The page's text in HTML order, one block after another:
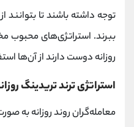
توجه داشته باشند تا
ببرند. استراتژی‌های محبوب
روزانه دوست دارند از آن‌ها
استراتژی ترند تریدینگ
معامله‌گران روند روزانه به